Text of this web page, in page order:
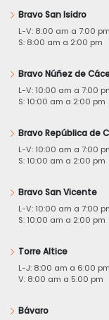
Bravo San Isidro
L-V: 8:00 am a 7:00 pm
S: 8:00 am a 2:00 pm
Bravo Núñez de
L-V: 10:00 am a 7:00
S: 10:00 am a 2:00 pm
Bravo República de
L-V: 10:00 am a 7:00
S: 10:00 am a 2:00 pm
Bravo San Vicente
L-V: 10:00 am a 7:00
S: 10:00 am a 2:00 pm
Torre Altice
L-J: 8:00 am a 6:00 pm
V: 8:00 am a 5:00 pm
Bávaro